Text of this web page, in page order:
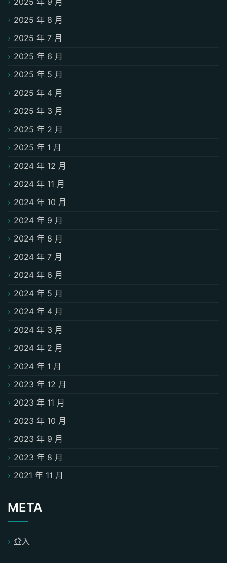
2025 年 8 月
2025 年 7 月
2025 年 6 月
2025 年 5 月
2025 年 4 月
2025 年 3 月
2025 年 2 月
2025 年 1 月
2024 年 12 月
2024 年 11 月
2024 年 10 月
2024 年 9 月
2024 年 8 月
2024 年 7 月
2024 年 6 月
2024 年 5 月
2024 年 4 月
2024 年 3 月
2024 年 2 月
2024 年 1 月
2023 年 12 月
2023 年 11 月
2023 年 10 月
2023 年 9 月
2023 年 8 月
2021 年 11 月
META
登入